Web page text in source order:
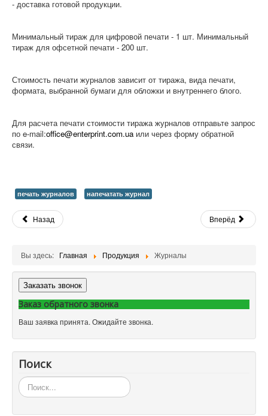
- доставка готовой продукции.
Минимальный тираж для цифровой печати - 1 шт. Минимальный
тираж для офсетной печати - 200 шт.
Стоимость печати журналов зависит от тиража, вида печати,
формата, выбранной бумаги для обложки и внутреннего блого.
Для расчета печати стоимости тиража журналов отправьте запрос
по e-mail:office@enterprint.com.uaили через форму обратной
связи.
печать журналов напечатать журнал
Назад Вперёд
Вы здесь: Главная Продукция Журналы
Заказать звонок
Заказ обратного звонка
Ваш заявка принята. Ожидайте звонка.
Поиск
Искать...